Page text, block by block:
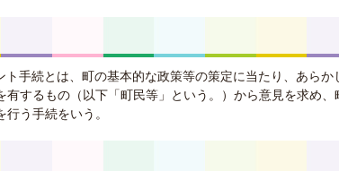
手続とは、町の基本的な政策等の策定に当たり、あらか
するもの（以下「町民等」という。）から意見を求め、
う手続をいう。